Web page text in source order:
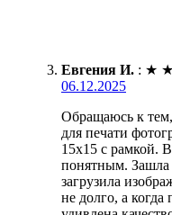
Евгения И. : ★ ★
06.12.2025
Обращаюсь к
для печати
15х15 с рамкой.
понятным. Зашла
загрузила
не долго, а